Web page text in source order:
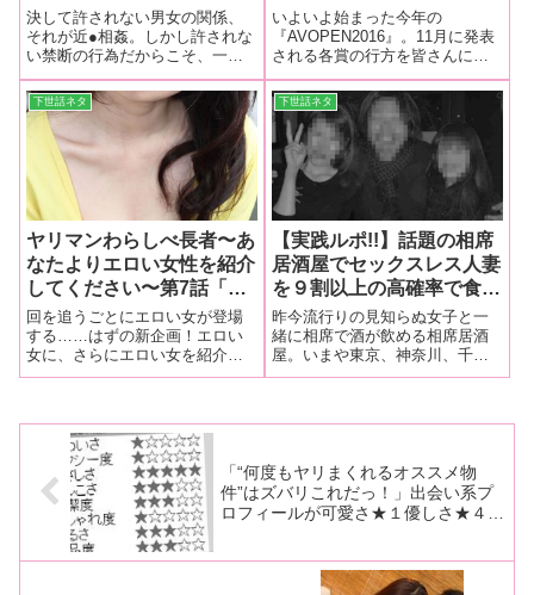
ん」…引きこもりの息子を
案じて童貞を奪ったイケな
い母親【一般女性の赤裸々
手記】禁断の近親相姦
決して許されない男女の関係、
それが近●相姦。しかし許されな
い禁断の行為だからこそ、一度
火がつくと燃え上がってしまう
ようで……まるでAVのような本
当の話に勃起がとまらなくな
る！
女優賞・大槻ひびきがフル
マラソンに挑戦したあの作
品も…“AVオープン
2016”「各部門を制するの
はこれだ！⑪」
いよいよ始まった今年の
『AVOPEN2016』。11月に発表
される各賞の行方を皆さんに予
想してもらうのがこのコーナ
ー。今回は12作品がエントリー
された『ドラマ・ドキュメンタ
リー部門』の前編を紹介しま
す。正解した方の中から抽選
で、編集部員のm
下世話ネタ
ヤリマンわらしべ長者〜あ
なたよりエロい女性を紹介
してください〜第7話「他
人の物が欲しくなるのはお
姉ちゃんのせいかも」の巻
【露出癖のOLが略奪する
小悪魔を紹介】
回を追うごとにエロい女が登場
する……はずの新企画！エロい
女に、さらにエロい女を紹介し
てもらったらどんな女に行き着
乱が負けを認める女とは一体？
下世話ネタ
【実践ルポ!!】話題の相席
居酒屋でセックスレス人妻
を９割以上の高確率で食う
方法!! 「本当は結婚してる
んでしょ？」 相手からこ
う聞かれたら大チャンス到
来！
昨今流行りの見知らぬ女子と一
緒に相席で酒が飲める相席居酒
屋。いまや東京、神奈川、千葉
といった首都圏だけでも20店舗
「“何度もヤリまくれるオススメ物
件”はズバリこれだっ！」出会い系プ
ロフィールが可愛さ★１優しさ★４の